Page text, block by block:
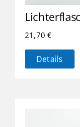
21,70€
Details